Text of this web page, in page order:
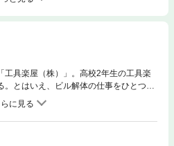
工具楽屋（株）」。高校2年生の工具楽
。とはいえ、ビル解体の仕事をひとつ片
損傷させるミスを犯して、ベテラン社
が飛ぶ。するとそこへ、内閣調査室から
…